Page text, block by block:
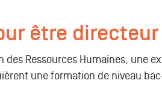
être directeur
Ressources Humaines, une
une formation de niveau